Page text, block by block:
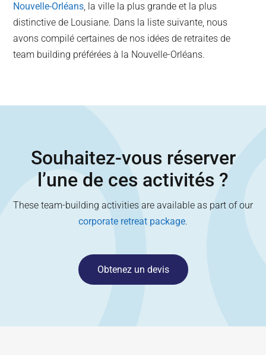
Nouvelle-Orléans, la ville la plus grande et la plus
distinctive de Lousiane. Dans la liste suivante, nous
avons compilé certaines de nos idées de retraites de
team building préférées à la Nouvelle-Orléans.
Souhaitez-vous réserver
l’une de ces activités ?
These team-building activities are available as part of our
corporate retreat package.
Obtenez un devis